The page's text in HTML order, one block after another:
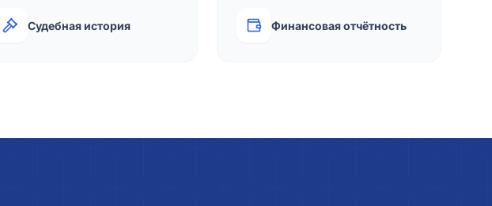
Судебная история Финансовая отчётность